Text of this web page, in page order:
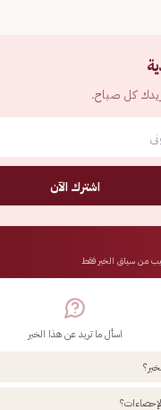
كل صباح.
اشترك الآن
من سياق الخبر فقط
اسأل ما تريد عن هذا الخبر